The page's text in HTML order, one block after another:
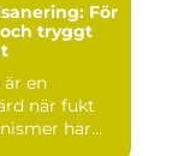
För
tryggt
en
när fukt
har...